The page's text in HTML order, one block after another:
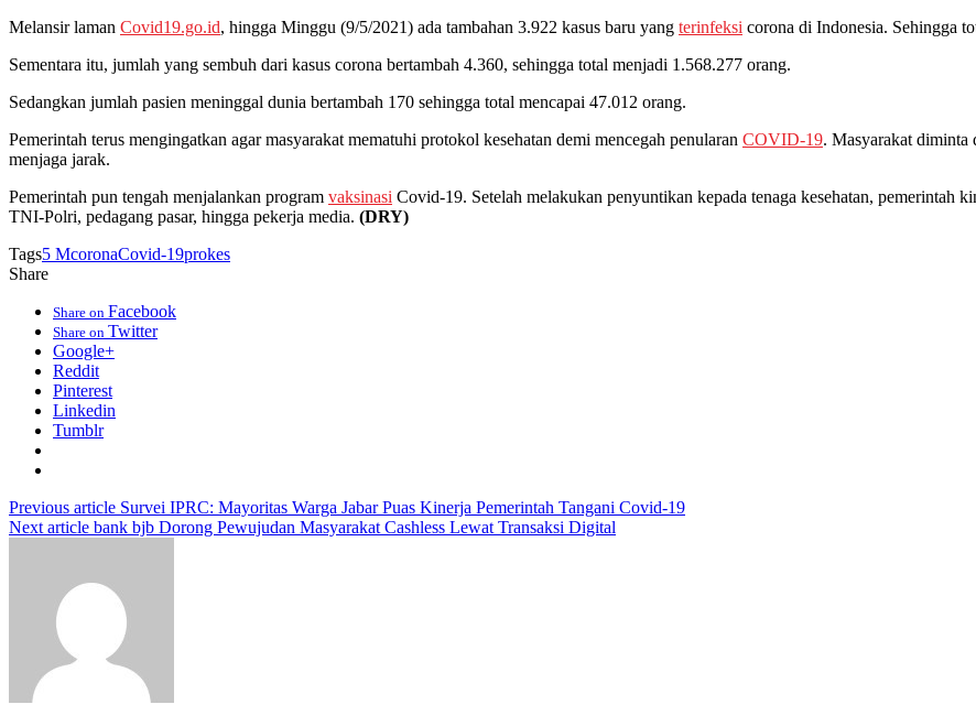
Melansir laman Covid19.go.id, hingga Minggu (9/5/2021) ada tambahan 3.922 kasus baru yang terinfeksi corona di Indonesia. Sehingga
Sementara itu, jumlah yang sembuh dari kasus corona bertambah 4.360, sehingga total menjadi 1.568.277 orang.
Sedangkan jumlah pasien meninggal dunia bertambah 170 sehingga total mencapai 47.012 orang.
Pemerintah terus mengingatkan agar masyarakat mematuhi protokol kesehatan demi mencegah penularan COVID-19. Masyarakat diminta
menjaga jarak.
Pemerintah pun tengah menjalankan program vaksinasi Covid-19. Setelah melakukan penyuntikan kepada tenaga kesehatan,
TNI-Polri, pedagang pasar, hingga pekerja media. (DRY)
Tags5 McoronaCovid-19prokes
Share
Share on Facebook
Share on Twitter
Google+
Reddit
Pinterest
Linkedin
Tumblr
Previous article Survei IPRC: Mayoritas Warga Jabar Puas Kinerja Pemerintah Tangani Covid-19
Next article bank bjb Dorong Pewujudan Masyarakat Cashless Lewat Transaksi Digital